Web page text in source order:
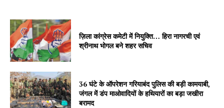
ज़िला कांग्रेस कमेटी में नियुक्ति… हिरा नागरची एवं
श्रीनाथ भोगल बने शहर सचिव
36 घंटे के ऑपरेशन गरियाबंद पुलिस की बड़ी कामयाबी,
जंगल में डंप माओवादियों के हथियारों का बड़ा जखीरा
बरामद